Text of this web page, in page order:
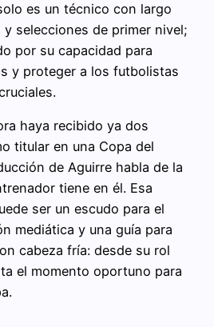
es un técnico con largo
selecciones de primer nivel;
por su capacidad para
y proteger a los futbolistas
haya recibido ya dos
titular en una Copa del
de Aguirre habla de la
tiene en él. Esa
ser un escudo para el
mediática y una guía para
cabeza fría: desde su rol
el momento oportuno para